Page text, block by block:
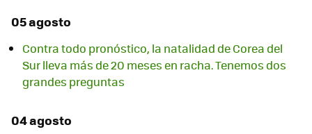
05 agosto
Contra todo pronóstico, la natalidad de Corea del
Sur lleva más de 20 meses en racha. Tenemos dos
grandes preguntas
04 agosto